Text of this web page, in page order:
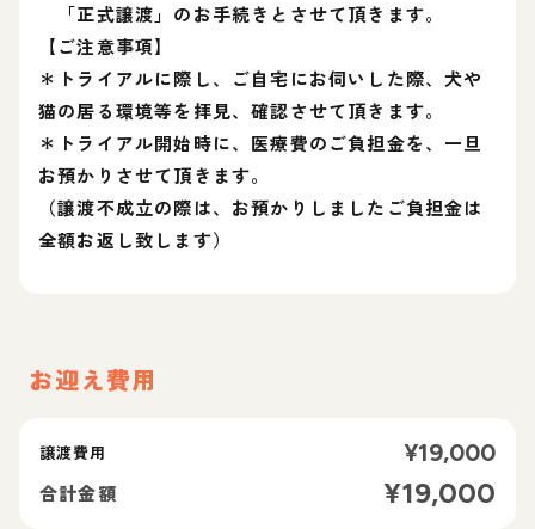
「正式譲渡」のお手続きとさせて頂きます。
【ご注意事項】
＊トライアルに際し、ご自宅にお伺いした際、犬や
猫の居る環境等を拝見、確認させて頂きます。
＊トライアル開始時に、医療費のご負担金を、一旦
お預かりさせて頂きます。
（譲渡不成立の際は、お預かりしましたご負担金は
全額お返し致します）
お迎え費用
譲渡費用 ¥19,000
合計金額 ¥19,000